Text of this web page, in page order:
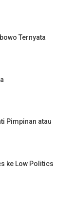
Ternyata
Pimpinan atau
ke Low Politics